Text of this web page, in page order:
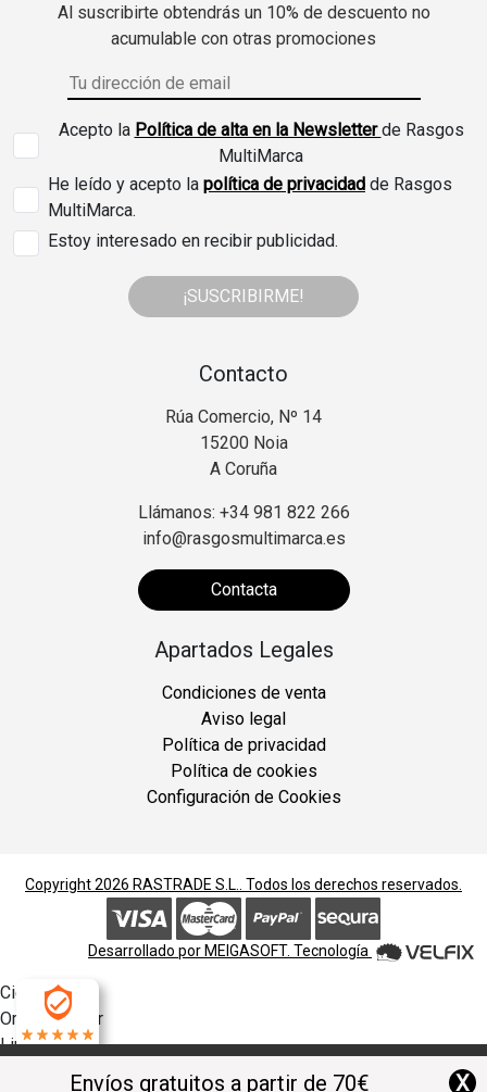
Al suscribirte obtendrás un 10% de descuento no
acumulable con otras promociones
Acepto la Política de alta en la Newsletterde Rasgos
MultiMarca
He leído y acepto la política de privacidad de Rasgos
MultiMarca.
Estoy interesado en recibir publicidad.
¡SUSCRIBIRME!
Contacto
Rúa Comercio, Nº 14
15200 Noia
A Coruña
Llámanos: +34 981 822 266
info@rasgosmultimarca.es
Contacta
Apartados Legales
Condiciones de venta
Aviso legal
Política de privacidad
Política de cookies
Configuración de Cookies
Copyright 2026 RASTRADE S.L.. Todos los derechos reservados.
Desarrollado por MEIGASOFT. Tecnología
4.9
Envíos gratuitos a partir de 70€ X
Cierra
Ordenado por
Limpiar